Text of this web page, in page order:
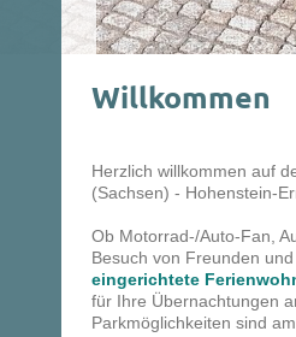
Willkommen
Herzlich willkommen auf
(Sachsen) - Hohenstein-
Ob Motorrad-/Auto-Fan,
Besuch von Freunden
eingerichtete
für Ihre Übernachtungen
Parkmöglichkeiten sind